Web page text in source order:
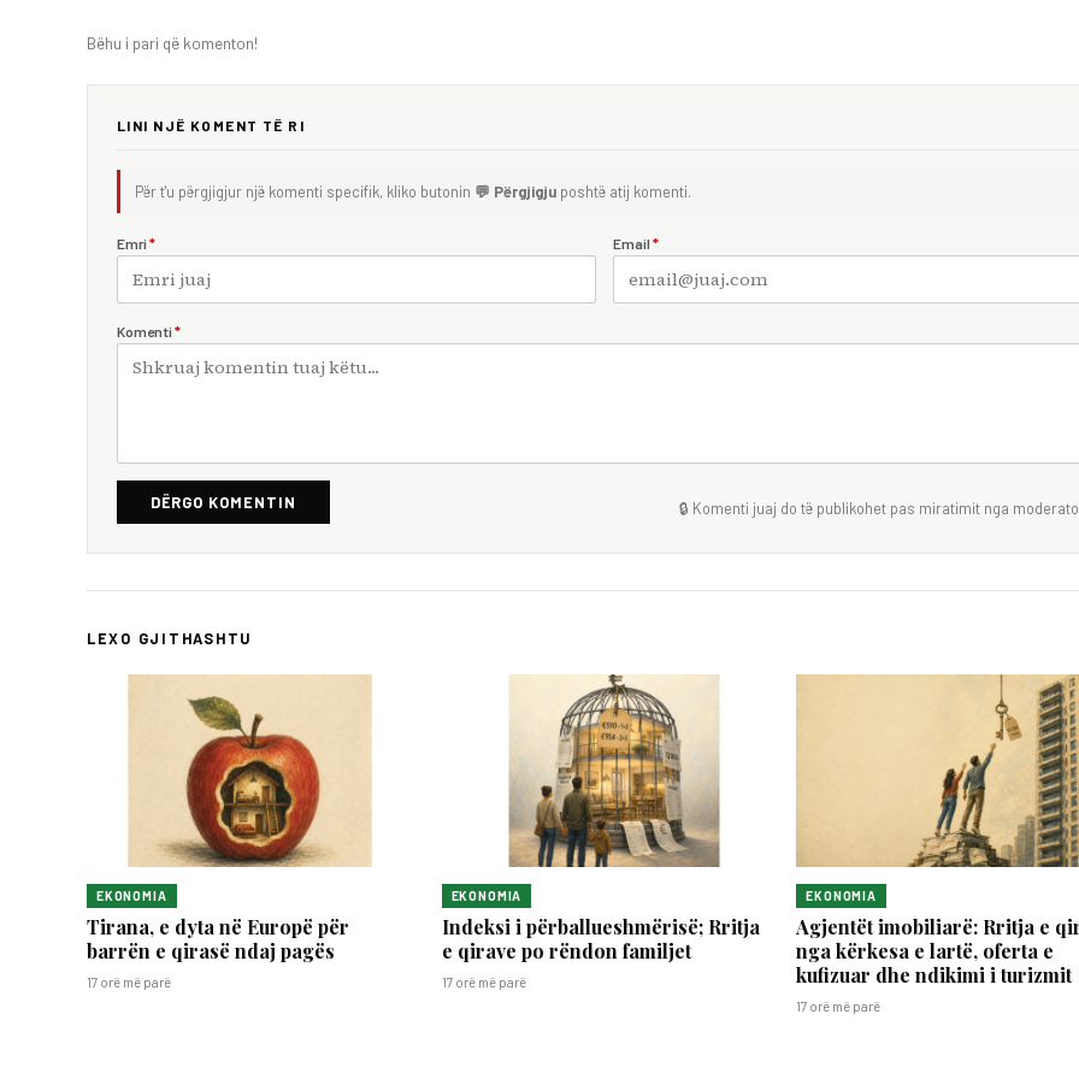
Bëhu i pari që komenton!
LINI NJË KOMENT TË RI
Për t'u përgjigjur një komenti specifik, kliko butonin 💬 Përgjigju poshtë atij komenti.
Emri * Email *
Komenti *
DËRGO KOMENTIN 🔒 Komenti juaj do të publikohet pas miratimit nga
LEXO GJITHASHTU
EKONOMIA
Tirana, e dyta në Europë për
barrën e qirasë ndaj pagës
17 orë më parë
EKONOMIA
Indeksi i përballueshmërisë; Rritja
e qirave po rëndon familjet
17 orë më parë
EKONOMIA
Agjentët imobiliarë: Rritja e
nga kërkesa e lartë, oferta e
kufizuar dhe ndikimi i turizmit
17 orë më parë